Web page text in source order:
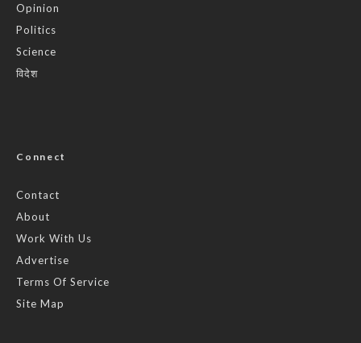
Opinion
Politics
Science
विदेश
Connect
Contact
About
Work With Us
Advertise
Terms Of Service
Site Map